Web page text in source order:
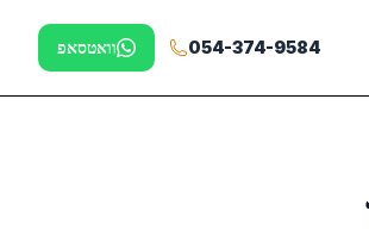
054-374-9584 וואטסאפ